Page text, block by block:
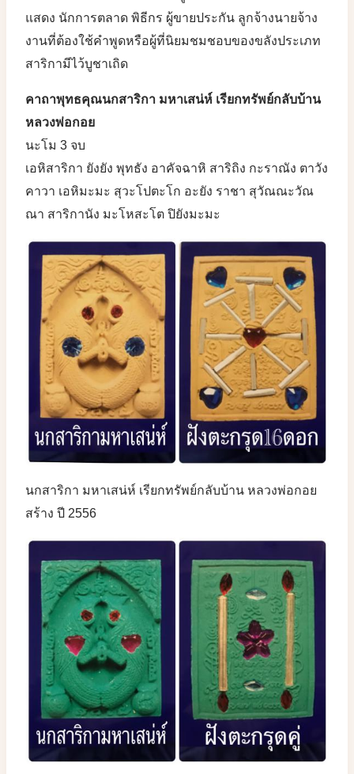
แสดง นักการตลาด พิธีกร ผู้ขายประกัน ลูกจ้างนายจ้าง
งานที่ต้องใช้คำพูดหรือผู้ที่นิยมชมชอบของขลังประเภท
สาริกามีไว้บูชาเถิด
คาถาพุทธคุณนกสาริกา มหาเสน่ห์ เรียกทรัพย์กลับบ้าน
หลวงพ่อกอย
นะโม 3 จบ
เอหิสาริกา ยังยัง พุทธัง อาคัจฉาหิ สาริถิง กะราณัง ตาวัง
คาวา เอหิมะมะ สุวะโปตะโก อะยัง ราชา สุวัณณะวัณ
ณา สาริกานัง มะโหสะโต ปิยังมะมะ
นกสาริกา มหาเสน่ห์ เรียกทรัพย์กลับบ้าน หลวงพ่อกอย
สร้าง ปี 2556